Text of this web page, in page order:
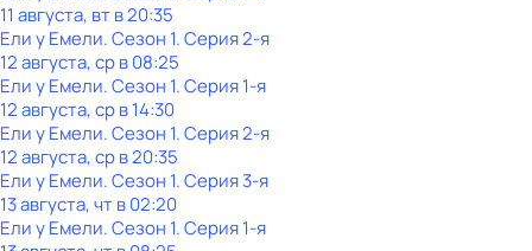
11 августа, вт в 20:35
Ели у Емели. Сезон 1. Серия 2-я
12 августа, ср в 08:25
Ели у Емели. Сезон 1. Серия 1-я
12 августа, ср в 14:30
Ели у Емели. Сезон 1. Серия 2-я
12 августа, ср в 20:35
Ели у Емели. Сезон 1. Серия 3-я
13 августа, чт в 02:20
Ели у Емели. Сезон 1. Серия 1-я